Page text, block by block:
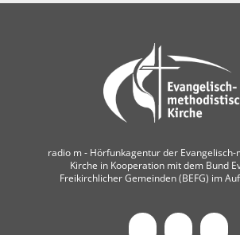
radio m ‐ Hörfunkagentur der
Kirche in Kooperation mit dem Bund
Freikirchlicher Gemeinden (BEFG) im